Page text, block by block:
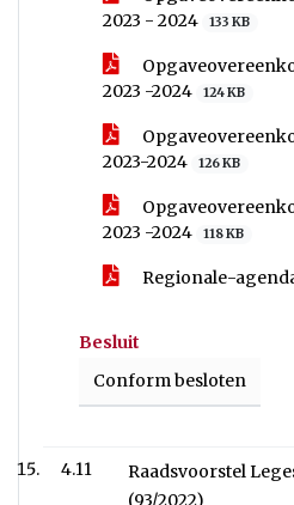
2023 - 2024
133 KB
2023 -2024
124 KB
2023-2024
126 KB
2023 -2024
118 KB
Regionale-
Besluit
Conform besloten
4.11
Raadsvoorstel
(93/2022)